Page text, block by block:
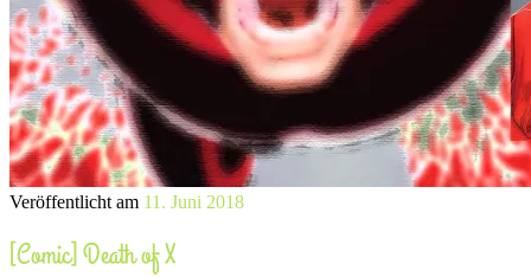
Veröffentlicht am 11. Juni 2018
[Comic] Death of X